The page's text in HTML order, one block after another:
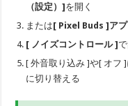
（設定）]を開く
または[ Pixel Buds ]アプ
[ ノイズコントロール ]で
[ 外音取り込み ]や[ オフ
に切り替える